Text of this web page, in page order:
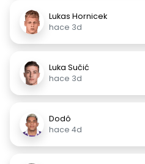
Lukas Hornicek
hace 3d
Luka Sučić
hace 3d
Dodô
hace 4d